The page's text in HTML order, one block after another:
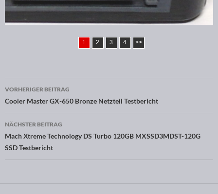
1 2 3 4 >>
Beitragsnavigation
VORHERIGER BEITRAG
Cooler Master GX-650 Bronze Netzteil Testbericht
NÄCHSTER BEITRAG
Mach Xtreme Technology DS Turbo 120GB MXSSD3MDST-120G
SSD Testbericht